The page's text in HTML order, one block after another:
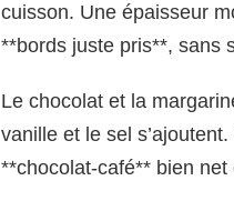
cuisson. Une épaisseur
**bords juste pris**, sans
Le chocolat et la
vanille et le sel
**chocolat-café** bien